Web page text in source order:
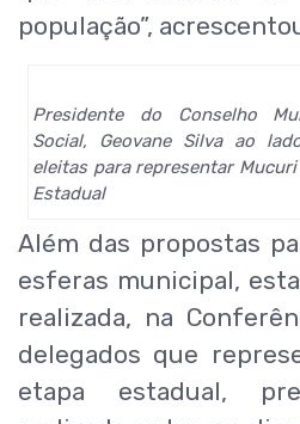
população”,
Presidente do Conselho
Social, Geovane Silva ao
eleitas para representar
Estadual
Além das propostas
esferas municipal,
realizada, na
delegados que
etapa estadual,